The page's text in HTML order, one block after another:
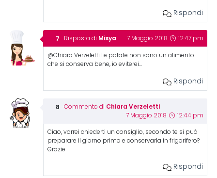
Rispondi
Risposta di Misya 7 Maggio 2018 12:47 pm
@Chiara Verzeletti Le patate non sono un alimento
che si conserva bene, io eviterei…
Rispondi
Commento di Chiara Verzeletti
7 Maggio 2018 12:44 pm
Ciao, vorrei chiederti un consiglio, secondo te si può
preparare il giorno prima e conservarla in frigorifero?
Grazie
Rispondi